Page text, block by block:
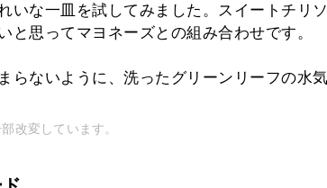
いな一皿を試してみました。スイートチリ
と思ってマヨネーズとの組み合わせです。
らないように、洗ったグリーンリーフの水
改変しています。